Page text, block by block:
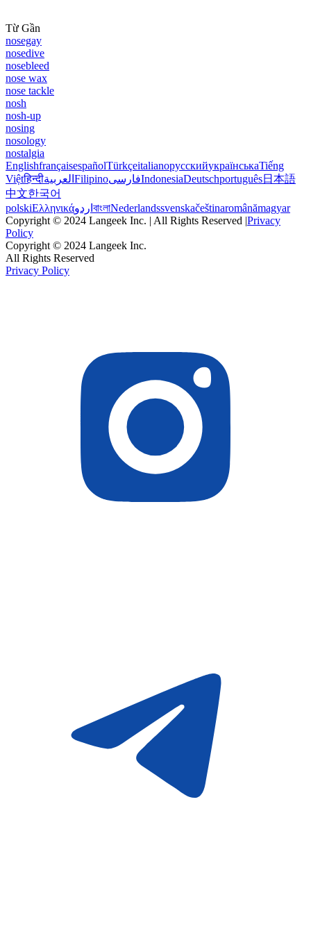
Từ Gần
nosegay
nosedive
nosebleed
nose wax
nose tackle
nosh
nosh-up
nosing
nosology
nostalgia
EnglishfrançaisespañolTürkçeitalianoрусскийукраїнськаTiếng
Việtहिन्दीالعربية FilipinoفارسیIndonesiaDeutschportuguês日本語
中文한국어
polskiΕλληνικάاردو বাংলাNederlandssvenskačeštinaromânămagyar
Copyright © 2024 Langeek Inc. | All Rights Reserved |Privacy
Policy
Copyright © 2024 Langeek Inc.
All Rights Reserved
Privacy Policy